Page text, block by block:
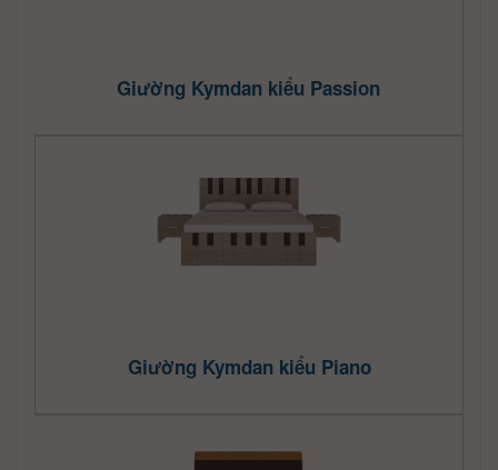
Giường Kymdan kiểu Passion
Giường Kymdan kiểu Piano